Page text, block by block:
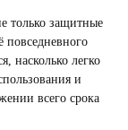
только защитные
повседневного
насколько легко
и
всего срока